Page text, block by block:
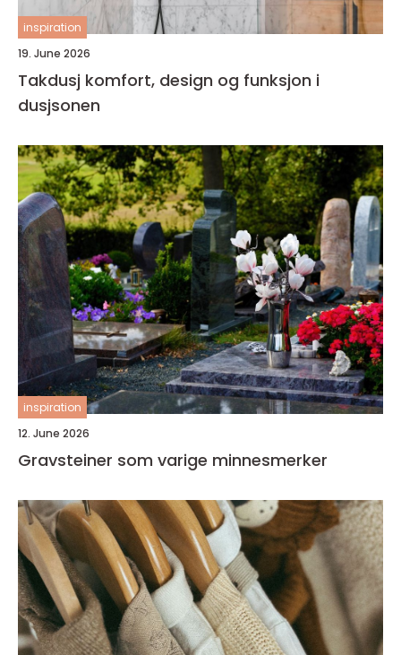
inspiration
19. June 2026
Takdusj komfort, design og funksjon i
dusjsonen
inspiration
12. June 2026
Gravsteiner som varige minnesmerker